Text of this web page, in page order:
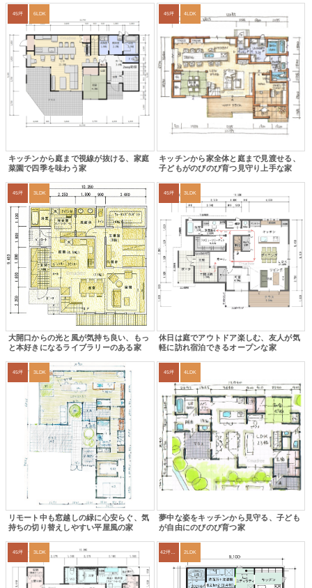
45坪 6LDK
キッチンから庭まで視線が抜ける、家庭
菜園で四季を味わう家
45坪 4LDK
キッチンから家全体と庭まで見渡せる、
子どもがのびのび育つ見守り上手な家
45坪 3LDK
大開口からの光と風が気持ち良い、もっ
と本好きになるライブラリーのある家
45坪 3LDK
休日は庭でアウトドア楽しむ、友人が気
軽に訪れ宿泊できるオープンな家
45坪 3LDK
リモート中も窓越しの緑に心安らぐ、気
持ちの切り替えしやすい平屋風の家
45坪 4LDK
夢中な姿をキッチンから見守る、子ども
が自由にのびのび育つ家
45坪 3LDK 42坪～45坪 2LDK